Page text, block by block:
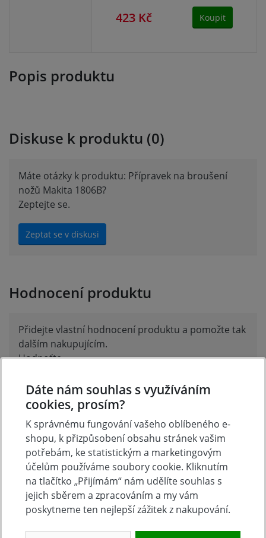
423 Kč Koupit
Popis produktu
Diskuse k produktu (0)
Máte otázky k produktu: Přípravek na broušení
nožů Makita 1806B?
Zeptejte se.
Zeptat se v diskusi
Hodnocení produktu
Přidejte vlastní hodnocení produktu a pomožte tak
dalším nakupujícím.
Hodnoťte.
Přidat vlastní hodnocení
Tradice Zboží skladem
Dáte nám souhlas s využíváním
cookies, prosím?
K správnému fungování vašeho oblíbeného e-
shopu, k přizpůsobení obsahu stránek vašim
potřebám, ke statistickým a marketingovým
účelům používáme soubory cookie. Kliknutím
na tlačítko „Přijímám“ nám udělíte souhlas s
jejich sběrem a zpracováním a my vám
poskytneme ten nejlepší zážitek z nakupování.